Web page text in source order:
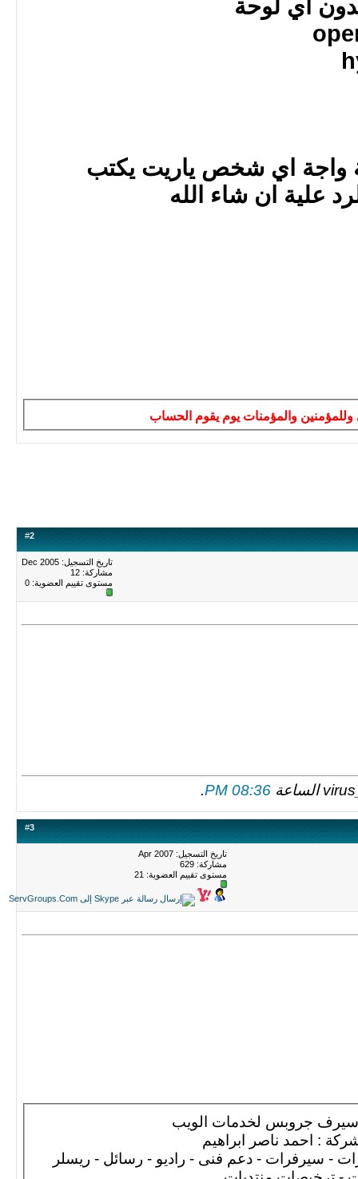
واجة اي شخص ياريت يكتب
علية ان شاء الله
وللمؤمنين والمؤمنات يوم يقوم الحساب
#2
تاريخ التسجيل: Dec 2005
مشاركة: 12
مستوى تقييم العضوية: 0
08:36 PM
.
#3
تاريخ التسجيل: Apr 2007
مشاركة: 629
مستوى تقييم العضوية: 21
جروبس لخدمات الويب
: احمد ناصر ابراهيم
- سيرفرات - دعم فنى - راديو - رسائل - ريسلر